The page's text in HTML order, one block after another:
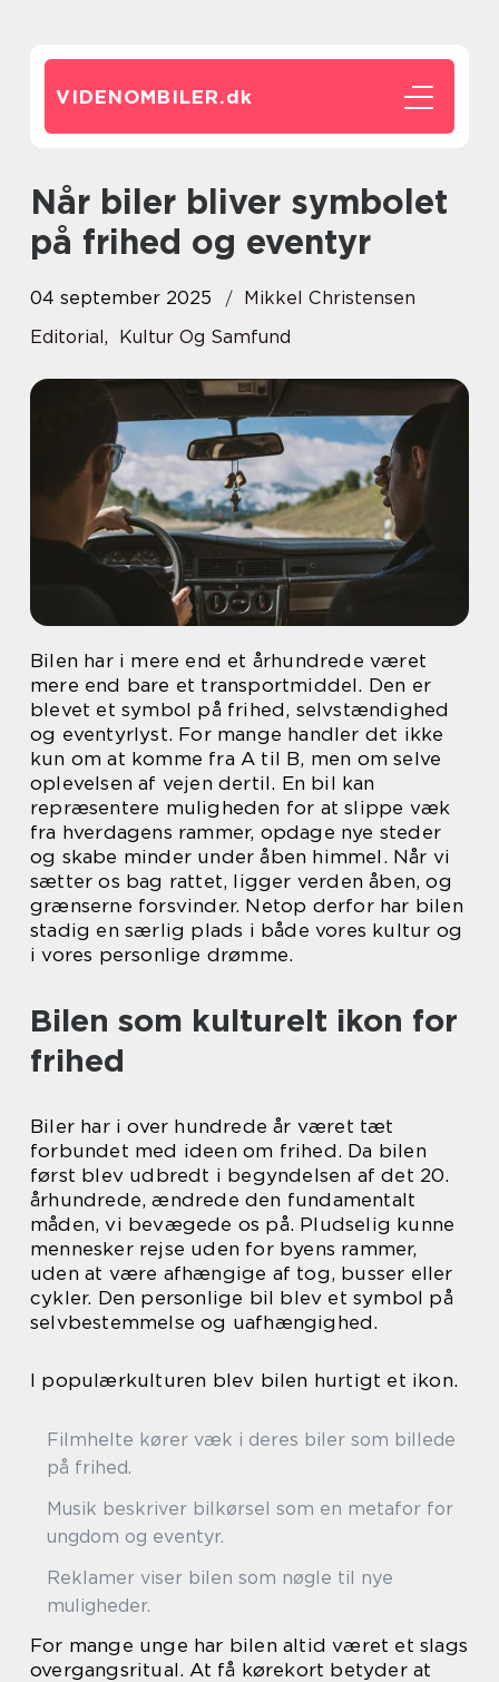
VIDENOMBILER.dk
Når biler bliver symbolet
på frihed og eventyr
04 september 2025
Mikkel Christensen
Editorial, Kultur Og Samfund
Bilen har i mere end et århundrede været
mere end bare et transportmiddel. Den er
blevet et symbol på frihed, selvstændighed
og eventyrlyst. For mange handler det ikke
kun om at komme fra A til B, men om selve
oplevelsen af vejen dertil. En bil kan
repræsentere muligheden for at slippe væk
fra hverdagens rammer, opdage nye steder
og skabe minder under åben himmel. Når vi
sætter os bag rattet, ligger verden åben, og
grænserne forsvinder. Netop derfor har bilen
stadig en særlig plads i både vores kultur og
i vores personlige drømme.
Bilen som kulturelt ikon for
frihed
Biler har i over hundrede år været tæt
forbundet med ideen om frihed. Da bilen
først blev udbredt i begyndelsen af det 20.
århundrede, ændrede den fundamentalt
måden, vi bevægede os på. Pludselig kunne
mennesker rejse uden for byens rammer,
uden at være afhængige af tog, busser eller
cykler. Den personlige bil blev et symbol på
selvbestemmelse og uafhængighed.
I populærkulturen blev bilen hurtigt et ikon.
Filmhelte kører væk i deres biler som billede
på frihed.
Musik beskriver bilkørsel som en metafor for
ungdom og eventyr.
Reklamer viser bilen som nøgle til nye
muligheder.
For mange unge har bilen altid været et slags
overgangsritual. At få kørekort betyder at